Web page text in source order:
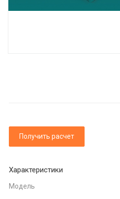
Получить расчет
Характеристики
Модель